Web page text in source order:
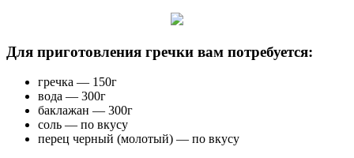
Для приготовления гречки вам потребуется:
гречка — 150г
вода — 300г
баклажан — 300г
соль — по вкусу
перец черный (молотый) — по вкусу